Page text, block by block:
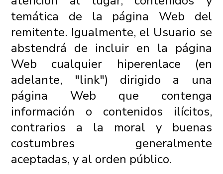
temática de la página Web del
remitente. Igualmente, el Usuario se
abstendrá de incluir en la página
Web cualquier hiperenlace (en
adelante, "link") dirigido a una
página Web que contenga
información o contenidos ilícitos,
contrarios a la moral y buenas
costumbres generalmente
aceptadas, y al orden público.